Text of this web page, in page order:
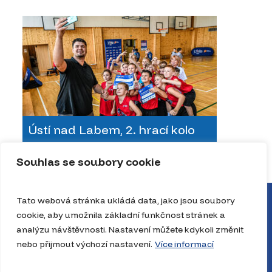
Souhlas se soubory cookie
Tato webová stránka ukládá data, jako jsou soubory
cookie, aby umožnila základní funkčnost stránek a
analýzu návštěvnosti. Nastavení můžete kdykoli změnit
nebo přijmout výchozí nastavení. Více informací
Ústí nad Labem, 2. hrací kolo